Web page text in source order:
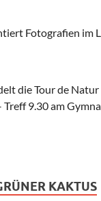
Fotografien im
die Tour de
9.30 am
KAKTUS